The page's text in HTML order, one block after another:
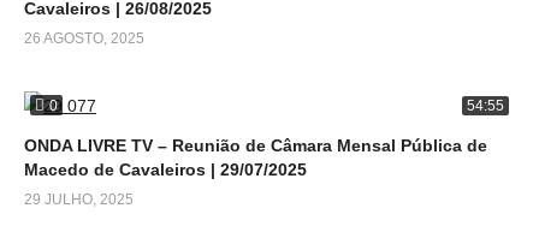
Cavaleiros | 26/08/2025
26 AGOSTO, 2025
0 54:55
ONDA LIVRE TV – Reunião de Câmara Mensal Pública de
Macedo de Cavaleiros | 29/07/2025
29 JULHO, 2025